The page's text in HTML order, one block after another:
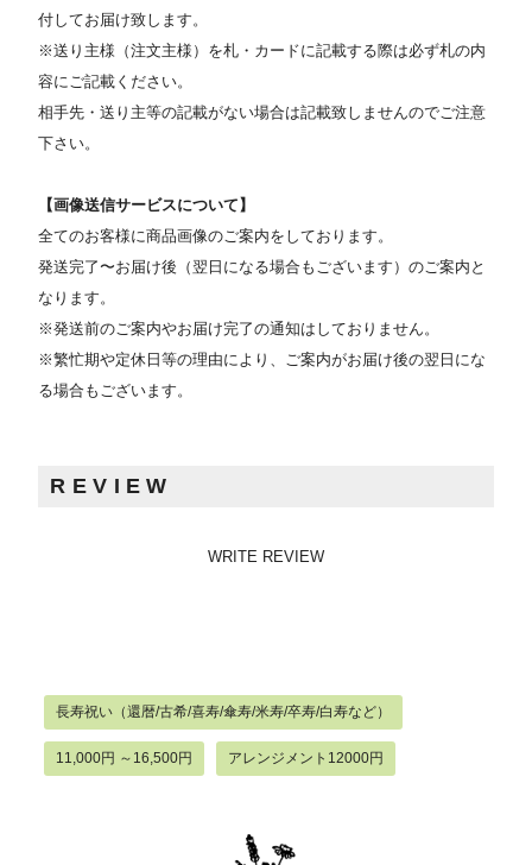
付してお届け致します。
※送り主様（注文主様）を札・カードに記載する際は必ず札の内
容にご記載ください。
相手先・送り主等の記載がない場合は記載致しませんのでご注意
下さい。
【画像送信サービスについて】
全てのお客様に商品画像のご案内をしております。
発送完了〜お届け後（翌日になる場合もございます）のご案内と
なります。
※発送前のご案内やお届け完了の通知はしておりません。
※繁忙期や定休日等の理由により、ご案内がお届け後の翌日にな
る場合もございます。
REVIEW
WRITE REVIEW
長寿祝い（還暦/古希/喜寿/傘寿/米寿/卒寿/白寿など）
11,000円 ～16,500円 アレンジメント12000円